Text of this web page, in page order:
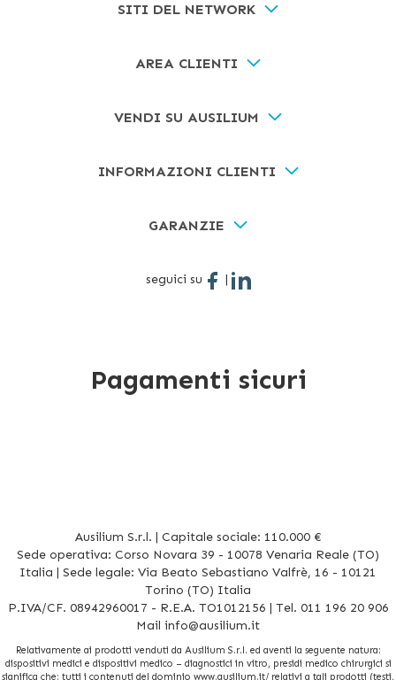
SITI DEL NETWORK
AREA CLIENTI
VENDI SU AUSILIUM
INFORMAZIONI CLIENTI
GARANZIE
seguici su |
Pagamenti sicuri
Ausilium S.r.l. | Capitale sociale: 110.000 €
Sede operativa: Corso Novara 39 - 10078 Venaria Reale (TO)
Italia | Sede legale: Via Beato Sebastiano Valfrè, 16 - 10121
Torino (TO) Italia
P.IVA/CF. 08942960017 - R.E.A. TO1012156 | Tel. 011 196 20 906
Mail info@ausilium.it
Relativamente ai prodotti venduti da Ausilium S.r.l. ed aventi la seguente natura:
dispositivi medici e dispositivi medico – diagnostici in vitro, presidi medico chirurgici si
significa che: tutti i contenuti del dominio www.ausilium.it/ relativi a tali prodotti (testi,